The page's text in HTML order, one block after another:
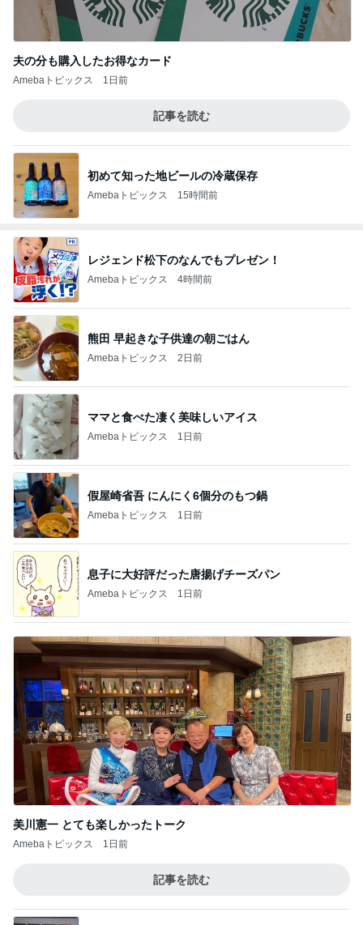
夫の分も購入したお得なカード
Amebaトピックス 1日前
記事を読む
初めて知った地ビールの冷蔵保存
Amebaトピックス 15時間前
レジェンド松下のなんでもプレゼン！
Amebaトピックス 4時間前
熊田 早起きな子供達の朝ごはん
Amebaトピックス 2日前
ママと食べた凄く美味しいアイス
Amebaトピックス 1日前
假屋崎省吾 にんにく6個分のもつ鍋
Amebaトピックス 1日前
息子に大好評だった唐揚げチーズパン
Amebaトピックス 1日前
美川憲一 とても楽しかったトーク
Amebaトピックス 1日前
記事を読む